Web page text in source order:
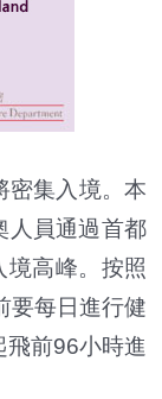
集入境。本
人員通過首都
高峰。按照
要每日進行健
飛前96小時進